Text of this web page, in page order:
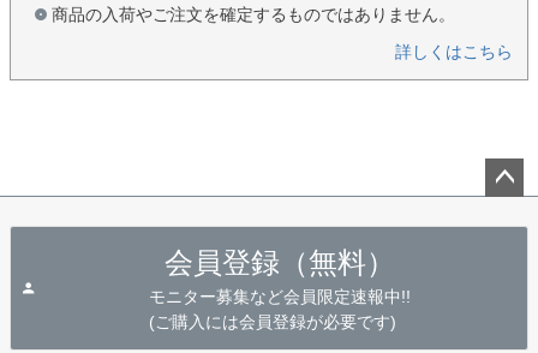
商品の入荷やご注文を確定するものではありません。
詳しくはこちら
会員登録（無料）
モニター募集など会員限定速報中!!
(ご購入には会員登録が必要です)